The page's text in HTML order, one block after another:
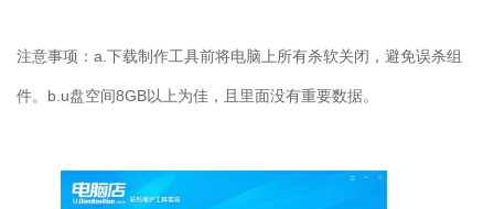
注意事项： a. 下载制作工具前将电脑上所有杀软关闭，避免误杀组
件。 b.u盘空间8GB以上为佳，且里面没有重要数据。